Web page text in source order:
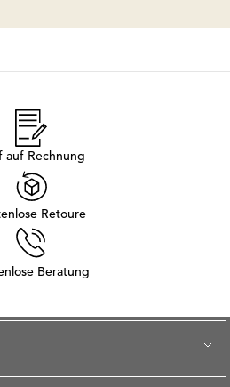
auf Rechnung
Retoure
Beratung